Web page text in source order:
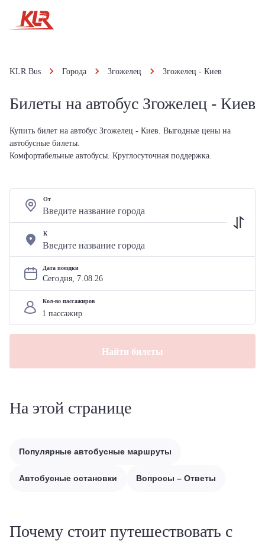
KLR Bus Города Згожелец Згожелец - Киев
Билеты на автобус Згожелец - Киев
Купить билет на автобус Згожелец - Киев. Выгодные цены на
автобусные билеты.
Комфортабельные автобусы. Круглосуточная поддержка.
От
К
Дата поездки
Сегодня, 7.08.26
Кол-во пассажиров
Найти билеты
На этой странице
Популярные автобусные маршруты
Автобусные остановки Вопросы – Ответы
Почему стоит путешествовать с